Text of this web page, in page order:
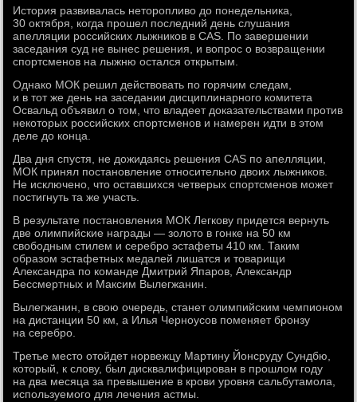
История развивалась неторопливо до понедельника,
30 октября, когда прошел последний день слушания
апелляции российских лыжников в CAS. По завершении
заседания суд не вынес решения, и вопрос о возвращении
спортсменов на лыжню остался открытым.
Однако МОК решил действовать по горячим следам,
и в тот же день на заседании дисциплинарного комитета
Освальд объявил о том, что владеет доказательствами против
некоторых российских спортсменов и намерен идти в этом
деле до конца.
Два дня спустя, не дожидаясь решения CAS по апелляции,
МОК принял постановление относительно двоих лыжников.
Не исключено, что оставшихся четверых спортсменов может
постигнуть та же участь.
В результате постановления МОК Легкову придется вернуть
две олимпийские награды — золото в гонке на 50 км
свободным стилем и серебро эстафеты 410 км. Таким
образом эстафетных медалей лишатся и товарищи
Александра по команде Дмитрий Япаров, Александр
Бессмертных и Максим Вылегжанин.
Вылегжанин, в свою очередь, станет олимпийским чемпионом
на дистанции 50 км, а Илья Черноусов поменяет бронзу
на серебро.
Третье место отойдет норвежцу Мартину Йонсруду Сундбю,
который, к слову, был дисквалифицирован в прошлом году
на два месяца за превышение в крови уровня сальбутамола,
используемого для лечения астмы.